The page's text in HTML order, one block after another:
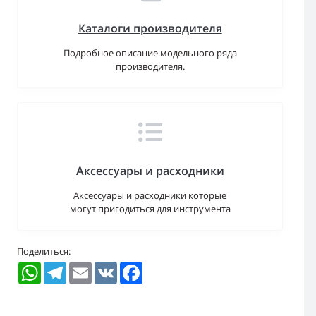
Каталоги производителя
Подробное описание модельного ряда
производителя.
Аксессуары и расходники
Аксессуары и расходники которые
могут пригодиться для инструмента
Поделиться:
WhatsAppTelegramEmail VK